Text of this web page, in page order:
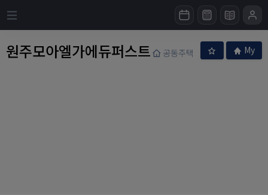
원주모아엘가에듀퍼스트 공동주택 My